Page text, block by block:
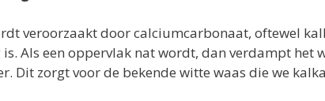
veroorzaakt door calciumcarbonaat, oftewel
Als een oppervlak nat wordt, dan verdampt het
Dit zorgt voor de bekende witte waas die we